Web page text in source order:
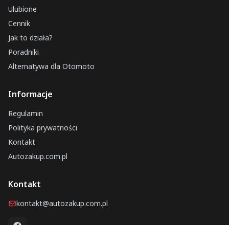
Ulubione
Cennik
Jak to działa?
Poradniki
Alternatywa dla Otomoto
Informacje
Regulamin
Polityka prywatności
Kontakt
Autozakup.com.pl
Kontakt
kontakt@autozakup.com.pl